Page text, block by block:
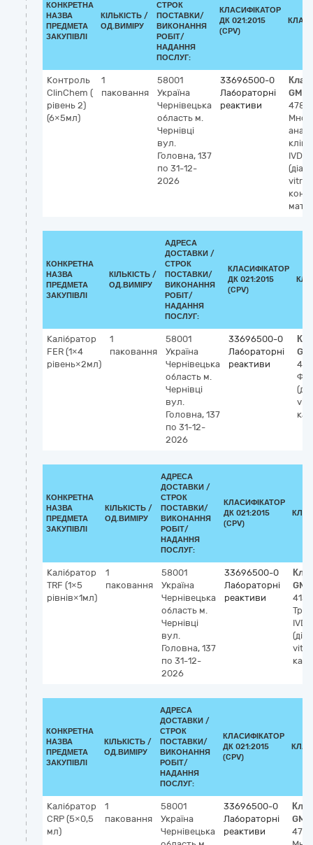
КОНКРЕТНА
НАЗВА
ПРЕДМЕТА
ЗАКУПІВЛІ
КІЛЬКІСТЬ /
ОД.ВИМІРУ
СТРОК
ПОСТАВКИ/
ВИКОНАННЯ
РОБІТ/
НАДАННЯ
ПОСЛУГ:
КЛАСИФІКАТОР
ДК 021:2015
(CPV)
Контроль
ClinChem (
рівень 2)
(6×5мл)
1
паковання
58001
Україна
Чернівецька
область м.
Чернівці
вул.
Головна, 137
по 31-12-
2026
33696500-0
Лабораторні
реактиви
IVD
vitro),
КОНКРЕТНА
НАЗВА
ПРЕДМЕТА
ЗАКУПІВЛІ
КІЛЬКІСТЬ /
ОД.ВИМІРУ
АДРЕСА
ДОСТАВКИ /
СТРОК
ПОСТАВКИ/
ВИКОНАННЯ
РОБІТ/
НАДАННЯ
ПОСЛУГ:
КЛАСИФІКАТОР
ДК 021:2015
(CPV)
Калібратор
FER (1×4
рівень×2мл)
1
паковання
58001
Україна
Чернівецька
область м.
Чернівці
вул.
Головна, 137
по 31-12-
2026
33696500-0
Лабораторні
реактиви
КОНКРЕТНА
НАЗВА
ПРЕДМЕТА
ЗАКУПІВЛІ
КІЛЬКІСТЬ /
ОД.ВИМІРУ
АДРЕСА
ДОСТАВКИ /
СТРОК
ПОСТАВКИ/
ВИКОНАННЯ
РОБІТ/
НАДАННЯ
ПОСЛУГ:
КЛАСИФІКАТОР
ДК 021:2015
(CPV)
Калібратор
TRF (1×5
рівнів×1мл)
1
паковання
58001
Україна
Чернівецька
область м.
Чернівці
вул.
Головна, 137
по 31-12-
2026
33696500-0
Лабораторні
реактиви
IVD
КОНКРЕТНА
НАЗВА
ПРЕДМЕТА
ЗАКУПІВЛІ
КІЛЬКІСТЬ /
ОД.ВИМІРУ
АДРЕСА
ДОСТАВКИ /
СТРОК
ПОСТАВКИ/
ВИКОНАННЯ
РОБІТ/
НАДАННЯ
ПОСЛУГ:
КЛАСИФІКАТОР
ДК 021:2015
(CPV)
Калібратор
CRP (5×0,5
мл)
1
паковання
58001
Україна
Чернівецька
33696500-0
Лабораторні
реактиви